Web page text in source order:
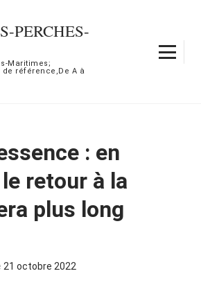
PERCHES-
Maritimes;
référence,De A à
: en
retour à la
plus long
21 octobre 2022